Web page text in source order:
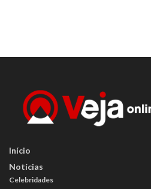
Início
Notícias
Celebridades